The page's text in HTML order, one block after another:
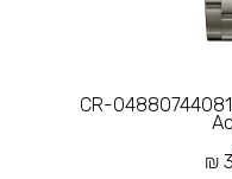
CR-